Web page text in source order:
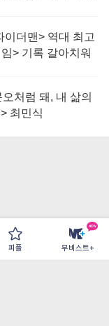
피플 무비스트+
이더맨> 역대 최고
> 기록 갈아치워
처럼 돼, 내 삶의
최민식